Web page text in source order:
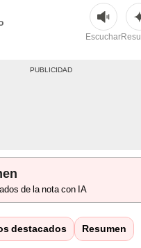
Escuchar
de la nota con IA
destacados Resumen